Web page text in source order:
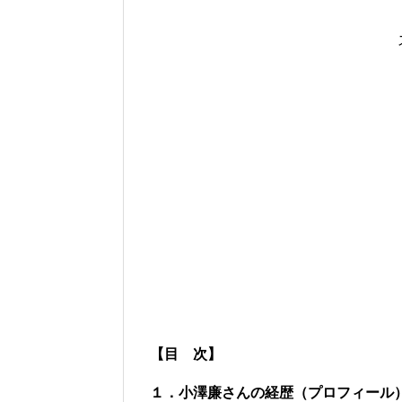
【目 次】
１．小澤廉さんの経歴（プロフィール）